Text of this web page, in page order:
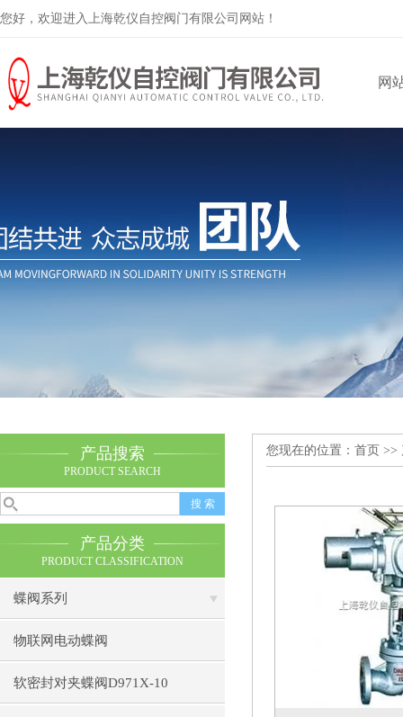
您好，欢迎进入上海乾仪自控阀门有限公司网站！
网
产品搜索
PRODUCT SEARCH
产品分类
PRODUCT CLASSIFICATION
蝶阀系列
物联网电动蝶阀
软密封对夹蝶阀D971X-10
您现在的位置： 首页 >>